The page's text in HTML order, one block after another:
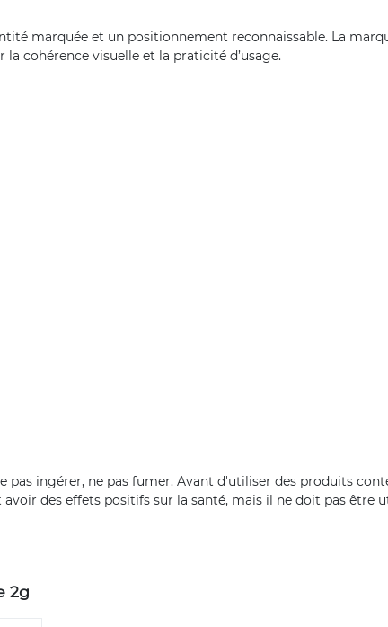
marquée et un positionnement reconnaissable. La
cohérence visuelle et la praticité d’usage.
pas ingérer, ne pas fumer. Avant d'utiliser des produits
des effets positifs sur la santé, mais il ne doit pas être
2g